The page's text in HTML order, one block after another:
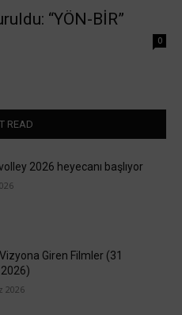
“YÖN-BİR”
0
READ
2026 heyecanı başlıyor
Giren Filmler (31
2026